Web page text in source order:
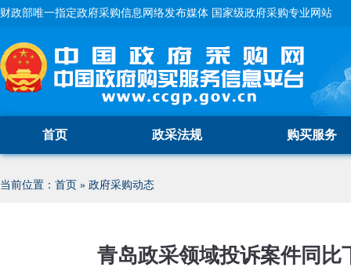
财政部唯一指定政府采购信息网络发布媒体 国家级政府采购专业网站
首页 政采法规 购买服务
当前位置： 首页 » 政府采购动态
青岛政采领域投诉案件同比